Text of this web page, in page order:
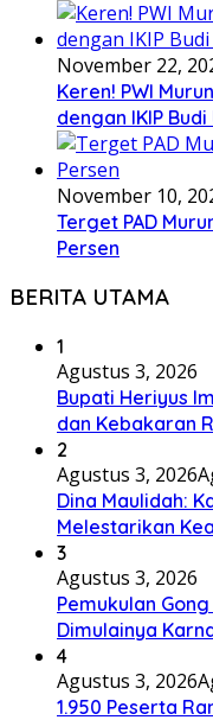
November 22,
Keren! PWI
dengan IKIP
November 10,
Terget PAD
Persen
BERITA UTAMA
1
Agustus 3, 2026
Bupati Heriyus
dan Kebakaran
2
Agustus 3, 2026
Dina Maulidah:
Melestarikan
3
Agustus 3, 2026
Pemukulan
Dimulainya
4
Agustus 3, 2026
1.950 Peserta